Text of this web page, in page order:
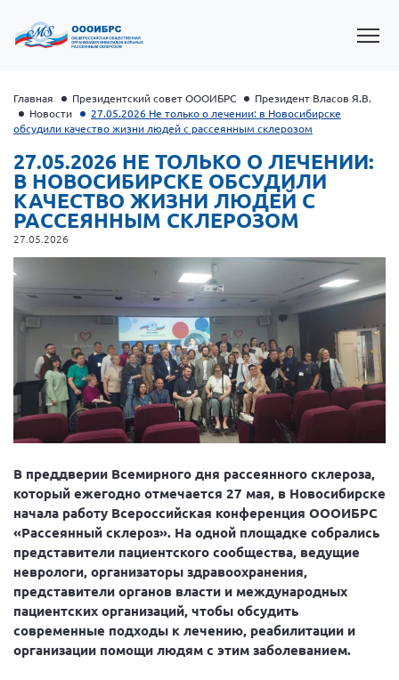
Президент Власов Я.В.
Первый вице-президент Кичигина Н. Ф.
Генеральный директор Матвиевская О.В.
Вице-президент Зрячева Н.В.
Вице-президент Шишлянников Ф.В.
Информационная служба
Отдел международных отношений
Вице-президент Черненко Д.Е.
Вице-президент Валюх М.В.
Вице-президент Чернова А.В.
Вице-президент Цикорин И.В.
Вице-президент Груба Л.В.
Главный бухгалтер Жаворонкова Г.М.
Конференция ОООИБРС 2026
Главная Президентский совет ОООИБРС
Президент Власов Я.В.
Новости
27.05.2026 Не только о лечении: в Новосибирске
обсудили качество жизни людей с рассеянным склерозом
27.05.2026 НЕ ТОЛЬКО О ЛЕЧЕНИИ:
В НОВОСИБИРСКЕ ОБСУДИЛИ
КАЧЕСТВО ЖИЗНИ ЛЮДЕЙ С
РАССЕЯННЫМ СКЛЕРОЗОМ
27.05.2026
В преддверии Всемирного дня рассеянного склероза,
который ежегодно отмечается 27 мая, в Новосибирске
начала работу Всероссийская конференция ОООИБРС
«Рассеянный склероз». На одной площадке собрались
представители пациентского сообщества, ведущие
неврологи, организаторы здравоохранения,
представители органов власти и международных
пациентских организаций, чтобы обсудить
современные подходы к лечению, реабилитации и
организации помощи людям с этим заболеванием.